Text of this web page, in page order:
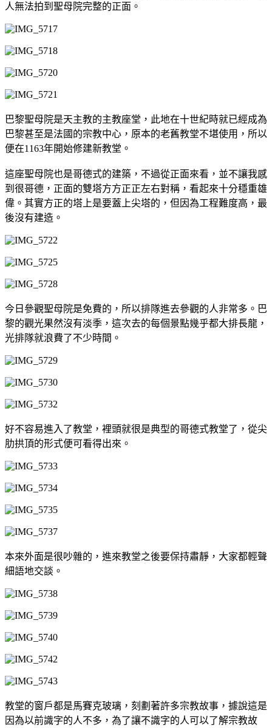
人無法拍到聖母院完整的正面。
巴黎聖母院是天主教的主教座堂，此地在十世紀時就已經成為
巴黎甚至是法國的宗教中心，原本的老舊教堂不堪使用，所以
便在1163年開始修建新教堂。
這座聖母院也是哥德式的建築，不過從正面來看，並不讓我感
到很哥德，正面的雙塔方方正正左右對稱，看起來十分穩重雄
偉。其實方正的塔上是要蓋上尖塔的，但因為工程難度高，最
後沒有建造。
今日參觀聖母院是免費的，所以排隊進去參觀的人非常多。巴
黎的觀光果然沒有淡季，這次去的每個景點幾乎都大排長龍，
光排隊就浪費了不少時間。
好不容易進入了教堂，裡頭就很是典型的哥德式教堂了，從尖
肋拱頂的形式便可看得出來。
本來外面是很吵雜的，進來教堂之後要保持肅靜，大家都輕聲
細語地交談。
教堂的窗戶都是馬賽克玻璃，刻劃著許多宗教故事，據說這是
因為以前識字的人不多，為了讓不識字的人可以了解宗教故